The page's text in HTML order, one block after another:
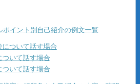
ポイント別自己紹介の例文一覧
について話す場合
ついて話す場合
ついて話す場合